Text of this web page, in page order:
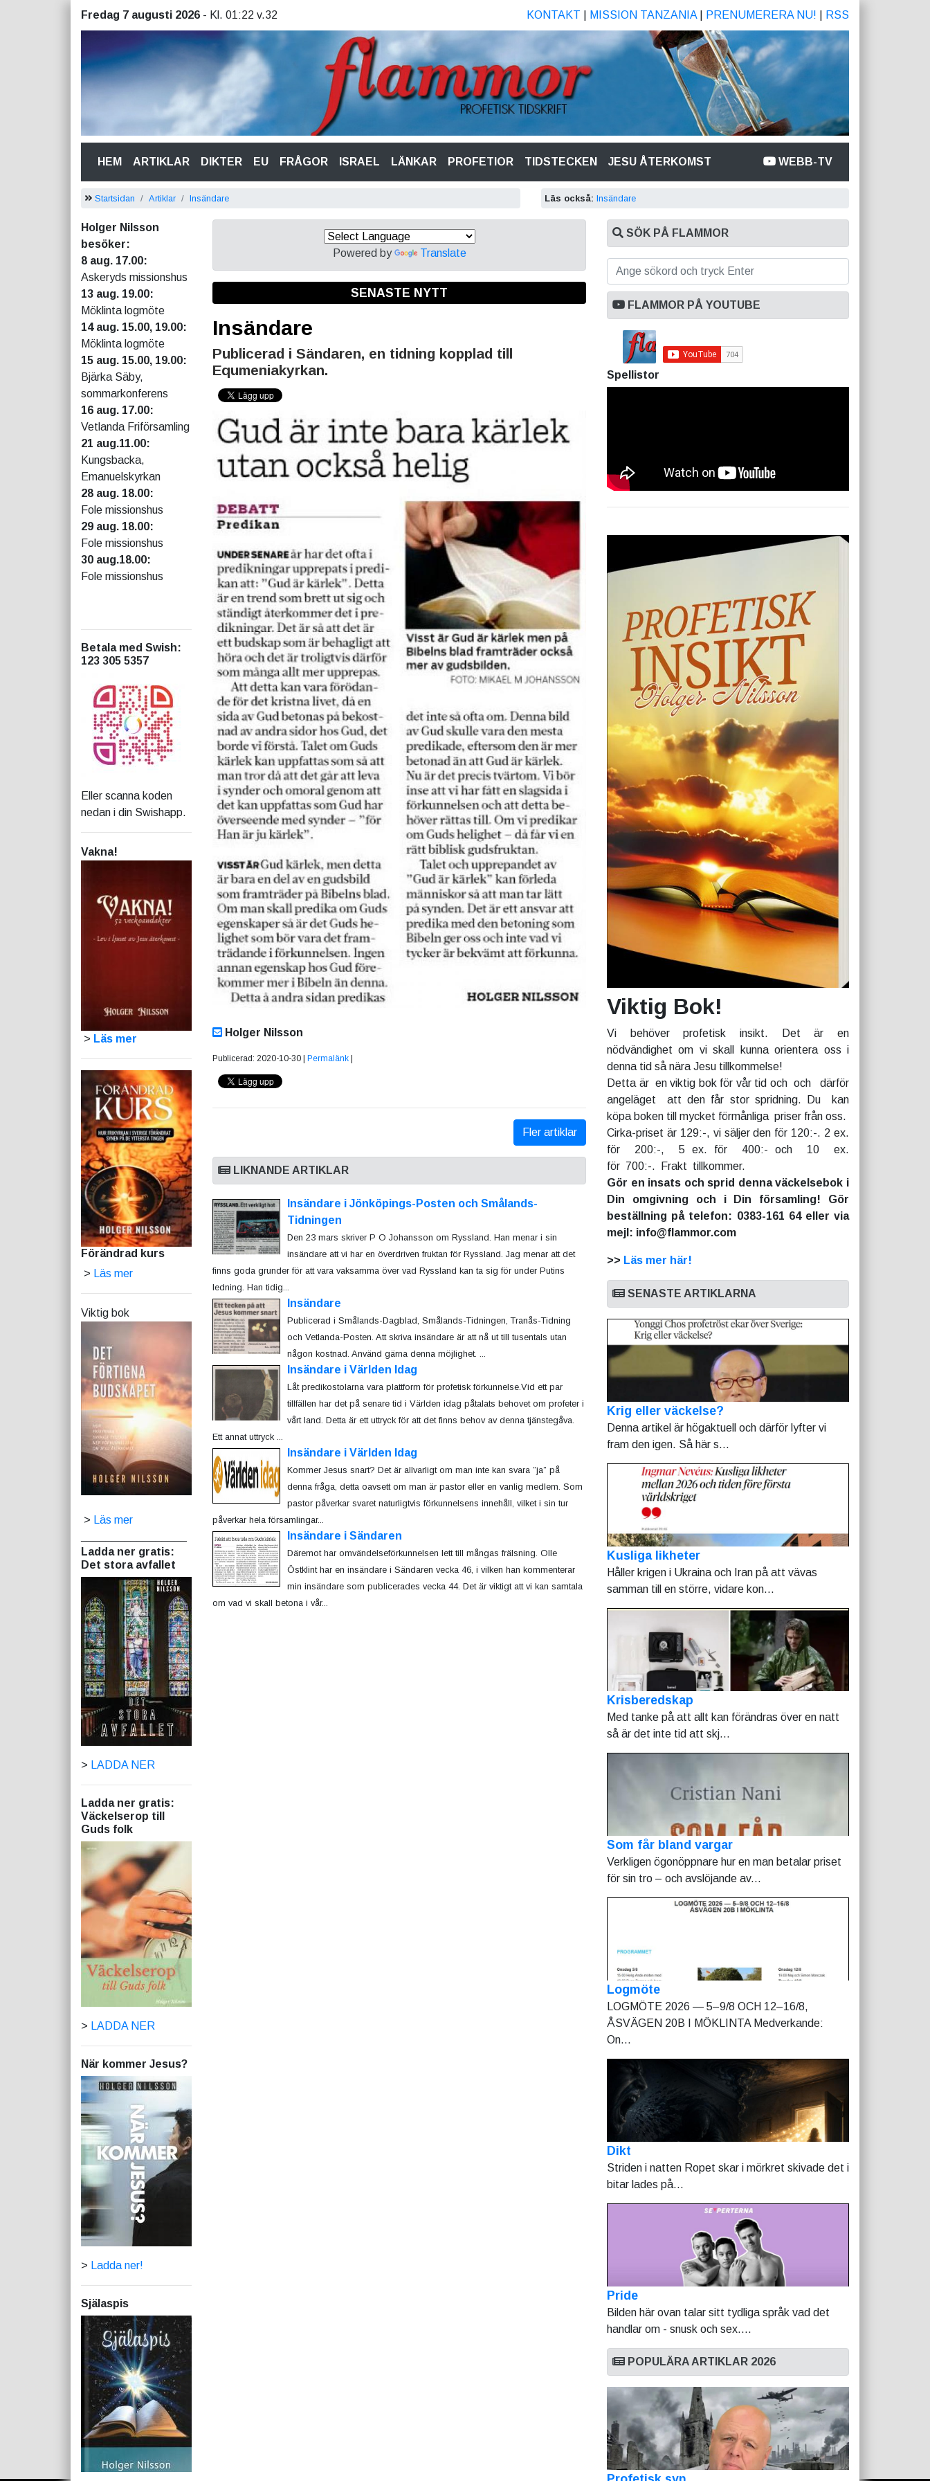
Fredag 7 augusti 2026 - Kl. 01:22 v.32 KONTAKT MISSION TANZANIA| PRENUMERERA NU! RSS
HEM(CURRENT)
ARTIKLAR DIKTER EU FRÅGOR ISRAEL LÄNKAR PROFETIOR TIDSTECKEN JESU ÅTERKOMST WEBB-TV
Startsidan Artiklar Insändare Läs också: Insändare
Holger Nilsson
besöker:
8 aug. 17.00:
Askeryds missionshus
13 aug. 19.00:
Möklinta logmöte
14 aug. 15.00, 19.00:
Möklinta logmöte
15 aug. 15.00, 19.00:
Bjärka Säby,
sommarkonferens
16 aug. 17.00:
Vetlanda Friförsamling
21 aug.11.00:
Kungsbacka,
Emanuelskyrkan
28 aug. 18.00:
Fole missionshus
29 aug. 18.00:
Fole missionshus
30 aug.18.00:
Fole missionshus
Betala med Swish:
123 305 5357
Eller scanna koden
nedan i din Swishapp.
Vakna!
> Läs mer
Förändrad kurs
> Läs mer
Viktig bok
> Läs mer
Ladda ner gratis:
Det stora avfallet
> LADDA NER
Ladda ner gratis:
Väckelserop till
Guds folk
> LADDA NER
När kommer Jesus?
> Ladda ner!
Själaspis
Powered by Translate
SENASTE NYTT
Insändare
Publicerad i Sändaren, en tidning kopplad till
Equmeniakyrkan.
Holger Nilsson
Publicerad: 2020-10-30 | Permalänk |
Fler artiklar
LIKNANDE ARTIKLAR
Insändare i Jönköpings-Posten och Smålands-
Tidningen
Den 23 mars skriver P O Johansson om Ryssland. Han menar i sin
insändare att vi har en överdriven fruktan för Ryssland. Jag menar att det
finns goda grunder för att vara vaksamma över vad Ryssland kan ta sig för under Putins
ledning. Han tidig...
Insändare
Publicerad i Smålands-Dagblad, Smålands-Tidningen, Tranås-Tidning
och Vetlanda-Posten. Att skriva insändare är att nå ut till tusentals utan
någon kostnad. Använd gärna denna möjlighet. ...
Insändare i Världen Idag
Låt predikostolarna vara plattform för profetisk förkunnelse.Vid ett par
tillfällen har det på senare tid i Världen idag påtalats behovet om profeter i
vårt land. Detta är ett uttryck för att det finns behov av denna tjänstegåva.
Ett annat uttryck ...
Insändare i Världen Idag
Kommer Jesus snart? Det är allvarligt om man inte kan svara ”ja” på
denna fråga, detta oavsett om man är pastor eller en vanlig medlem. Som
pastor påverkar svaret naturligtvis förkunnelsens innehåll, vilket i sin tur
påverkar hela församlingar...
Insändare i Sändaren
Däremot har omvändelseförkunnelsen lett till mångas frälsning. Olle
Östklint har en insändare i Sändaren vecka 46, i vilken han kommenterar
min insändare som publicerades vecka 44. Det är viktigt att vi kan samtala
om vad vi skall betona i vår...
SÖK PÅ FLAMMOR
FLAMMOR PÅ YOUTUBE
Spellistor
Viktig Bok!
Vi behöver profetisk insikt. Det är en
nödvändighet om vi skall kunna orientera oss i
denna tid så nära Jesu tillkommelse!
Detta är en viktig bok för vår tid och och därför
angeläget att den får stor spridning. Du kan
köpa boken till mycket förmånliga priser från oss.
Cirka-priset är 129:-, vi säljer den för 120:-. 2 ex.
för 200:-, 5 ex. för 400:- och 10 ex.
för 700:-. Frakt tillkommer.
Gör en insats och sprid denna väckelsebok i
Din omgivning och i Din församling! Gör
beställning på telefon: 0383-161 64 eller via
mejl: info@flammor.com
>> Läs mer här!
SENASTE ARTIKLARNA
Krig eller väckelse?
Denna artikel är högaktuell och därför lyfter vi
fram den igen. Så här s...
Kusliga likheter
Håller krigen i Ukraina och Iran på att vävas
samman till en större, vidare kon...
Krisberedskap
Med tanke på att allt kan förändras över en natt
så är det inte tid att skj...
Som får bland vargar
Verkligen ögonöppnare hur en man betalar priset
för sin tro – och avslöjande av...
Logmöte
LOGMÖTE 2026 — 5–9/8 OCH 12–16/8,
ÅSVÄGEN 20B I MÖKLINTA Medverkande:
On...
Dikt
Striden i natten Ropet skar i mörkret skivade det i
bitar lades på...
Pride
Bilden här ovan talar sitt tydliga språk vad det
handlar om - snusk och sex....
POPULÄRA ARTIKLAR 2026